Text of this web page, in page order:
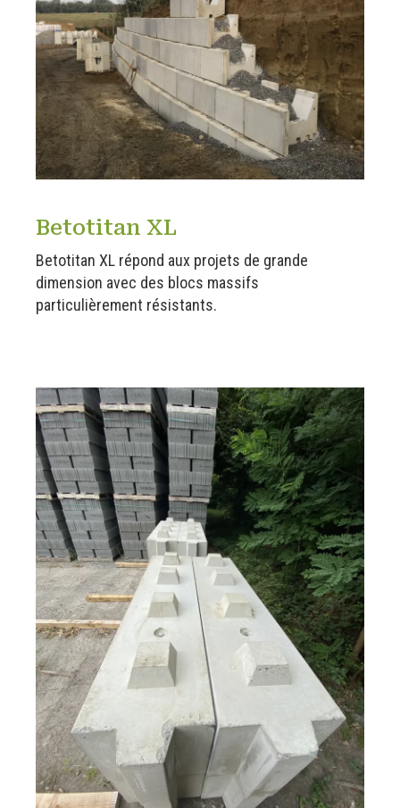
Betotitan XL
Betotitan XL répond aux projets de grande
dimension avec des blocs massifs
particulièrement résistants.